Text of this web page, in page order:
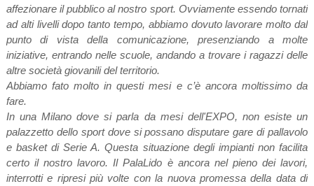
affezionare il pubblico al nostro sport. Ovviamente essendo tornati
ad alti livelli dopo tanto tempo, abbiamo dovuto lavorare molto dal
punto di vista della comunicazione, presenziando a molte
iniziative, entrando nelle scuole, andando a trovare i ragazzi delle
altre società giovanili del territorio.
Abbiamo fato molto in questi mesi e c’è ancora moltissimo da
fare.
In una Milano dove si parla da mesi dell'EXPO, non esiste un
palazzetto dello sport dove si possano disputare gare di pallavolo
e basket di Serie A. Questa situazione degli impianti non facilita
certo il nostro lavoro. Il PalaLido è ancora nel pieno dei lavori,
interrotti e ripresi più volte con la nuova promessa della data di